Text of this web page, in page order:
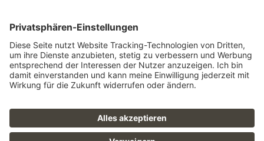
Jetzt abonnieren
FAQ
Datenschutz